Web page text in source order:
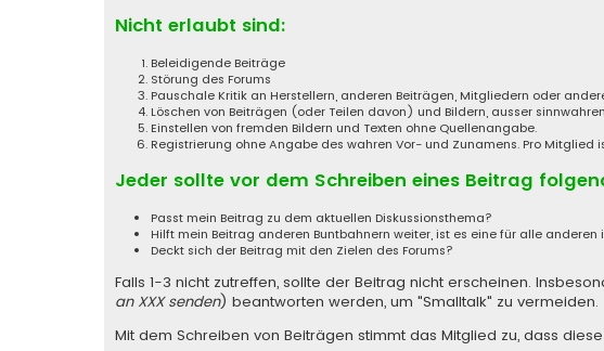
Nicht erlaubt sind:
Beleidigende Beiträge
Störung des Forums
Pauschale Kritik an Herstellern, anderen Beiträgen, Mitgliedern oder
Löschen von Beiträgen (oder Teilen davon) und Bildern, ausser
Einstellen von fremden Bildern und Texten ohne Quellenangabe.
Registrierung ohne Angabe des wahren Vor- und Zunamens. Pro Mitglied
Jeder sollte vor dem Schreiben eines Beitrag
Passt mein Beitrag zu dem aktuellen Diskussionsthema?
Hilft mein Beitrag anderen Buntbahnern weiter, ist es eine für alle
Deckt sich der Beitrag mit den Zielen des Forums?
Falls 1-3 nicht zutreffen, sollte der Beitrag nicht erscheinen.
an XXX senden) beantworten werden, um "Smalltalk" zu vermeiden.
Mit dem Schreiben von Beiträgen stimmt das Mitglied zu, dass